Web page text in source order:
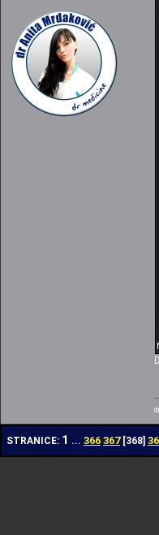
STRANICE: 1 ... 366 367[368]